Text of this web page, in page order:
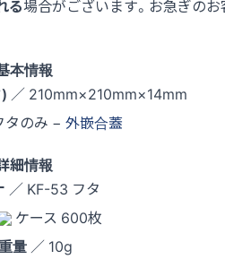
る場合がございます。お急ぎの
本情報
／ 210mm×210mm×14mm
タのみ − 外嵌合蓋
細情報
／ KF-53 フタ
ケース 600枚
量／ 10g